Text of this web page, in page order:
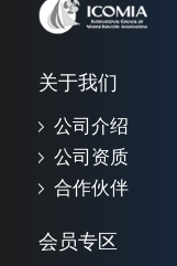
关于我们
公司介绍
公司资质
合作伙伴
会员专区